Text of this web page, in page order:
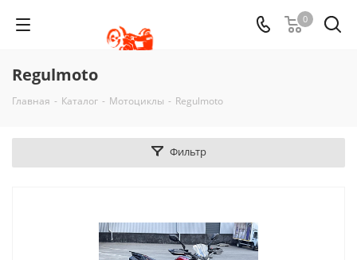
0
Regulmoto
Главная - Каталог - Мотоциклы - Regulmoto
Фильтр